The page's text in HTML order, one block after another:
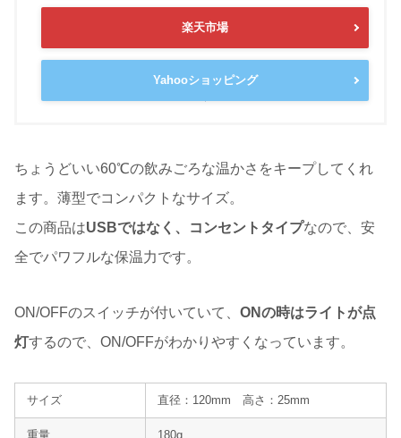
楽天市場
Yahooショッピング
ちょうどいい60℃の飲みごろな温かさをキープしてくれ
ます。薄型でコンパクトなサイズ。
この商品はUSBではなく、コンセントタイプなので、安
全でパワフルな保温力です。
ON/OFFのスイッチが付いていて、 ONの時はライトが点
灯するので、ON/OFFがわかりやすくなっています。
サイズ 直径：120mm 高さ：25mm
重量 180g